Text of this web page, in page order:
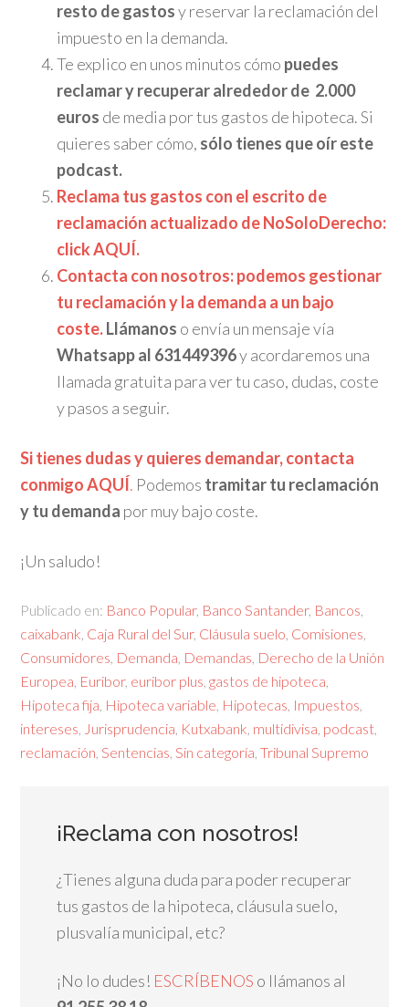
resto de gastosy reservar la reclamación del
impuesto en la demanda.
Te explico en unos minutos cómo puedes
reclamar y recuperar alrededor de 2.000
euros de media por tus gastos de hipoteca. Si
quieres saber cómo, sólo tienes que oír este
podcast.
Reclama tus gastos con el escrito de
reclamación actualizado de NoSoloDerecho:
click AQUÍ.
Contacta con nosotros: podemos gestionar
tu reclamación y la demanda a un bajo
coste.Llámanos o envía un mensaje vía
Whatsapp al 631449396y acordaremos una
llamada gratuita para ver tu caso, dudas, coste
y pasos a seguir.
Si tienes dudas y quieres demandar, contacta
conmigoAQUÍ. Podemos tramitar tu reclamación
y tu demanda por muy bajo coste.
¡Un saludo!
Publicado en: Banco Popular, Banco Santander, Bancos
caixabank Caja Rural del Sur, Cláusula suelo Comisiones
Consumidores Demanda Demandas Derecho de la Unión
Europea Euribor, euribor plus ,gastos de hipoteca
Hipoteca fija Hipoteca variable Hipotecas Impuestos
intereses Jurisprudencia Kutxabank multidivisa podcast
reclamación ,Sentencias ,Sin categoría ,Tribunal Supremo
¡Reclama con nosotros!
¿Tienes alguna duda para poder recuperar
tus gastos de la hipoteca, cláusula suelo,
plusvalía municipal, etc?
¡No lo dudes! ESCRÍBENOS o llámanos al